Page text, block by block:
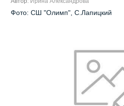
Фото: СШ "Олимп", С.Лапицкий